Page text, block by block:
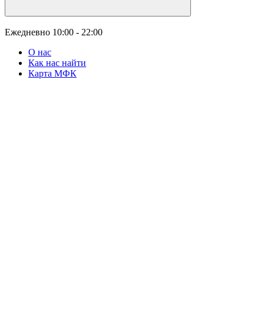
Ежедневно 10:00 - 22:00
О нас
Как нас найти
Карта МФК